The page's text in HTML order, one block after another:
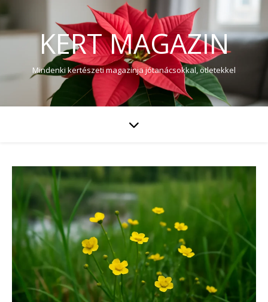
KERT MAGAZIN
Mindenki kertészeti magazinja jótanácsokkal, ötletekkel